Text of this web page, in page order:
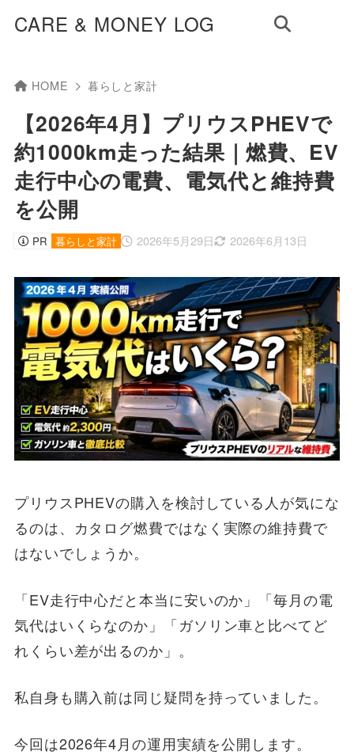
CARE & MONEY LOG
HOME 暮らしと家計
【2026年4月】プリウスPHEVで
約1000km走った結果｜燃費、EV
走行中心の電費、電気代と維持費
を公開
PR 2026年5月29日 2026年6月13日
暮らしと家計
プリウスPHEVの購入を検討している人が気にな
るのは、カタログ燃費ではなく実際の維持費で
はないでしょうか。
「EV走行中心だと本当に安いのか」「毎月の電
気代はいくらなのか」「ガソリン車と比べてど
れくらい差が出るのか」。
私自身も購入前は同じ疑問を持っていました。
今回は2026年4月の運用実績を公開します。